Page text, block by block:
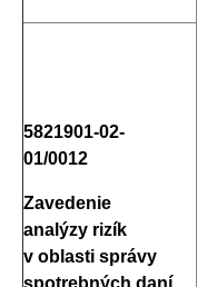
5821901-02-
01/0012
Zavedenie
analýzy rizík
v oblasti správy
spotrebných daní